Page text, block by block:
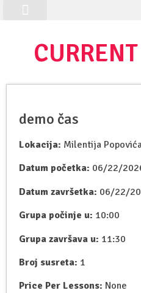
demo čas
Lokacija: Milentija
Datum početka: 06/22/
Datum završetka: 06/22/
Grupa počinje u: 10:00
Grupa završava u: 11:30
Broj susreta: 1
Price Per Lessons: None